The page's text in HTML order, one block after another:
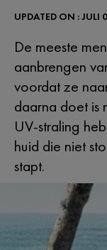
De meeste
aanbrengen
voordat ze
daarna doet is
UV-straling
huid die niet
stapt.
UPDATED ON : JULI